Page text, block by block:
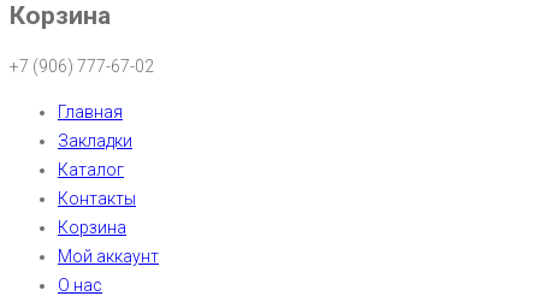
Корзина
+7 (906) 777-67-02
Главная
Закладки
Каталог
Контакты
Корзина
Мой аккаунт
О нас